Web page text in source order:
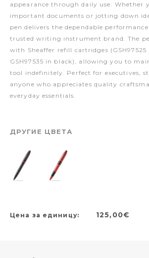
appearance through daily use. Whether
important documents or jotting down
pen delivers the dependable
trusted writing instrument brand. The
with Sheaffer refill cartridges (GSH97525
GSH97535 in black), allowing you to
tool indefinitely. Perfect for executives,
anyone who appreciates quality
everyday essentials.
ДРУГИЕ ЦВЕТА
Цена за единицу: 125,00€